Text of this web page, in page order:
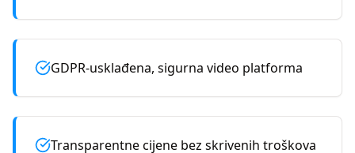
GDPR-usklađena, sigurna video platforma
Transparentne cijene bez skrivenih troškova